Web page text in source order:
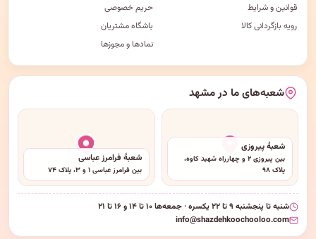
قوانین و شرایط
رویه بازگردانی کالا
حریم خصوصی
باشگاه مشتریان
نمادها و مجوزها
شعبه‌های ما در مشهد
شعبهٔ پیروزی
بین پیروزی ۲ و چهارراه شهید کاوه،
پلاک ۹۸
شعبهٔ فرامرز عباسی
بین فرامرز عباسی ۱ و ۳، پلاک ۷۴
شنبه تا پنجشنبه ۹ تا ۲۲ یکسره · جمعه‌ها ۱۰ تا ۱۴ و ۱۶ تا ۲۱
info@shazdehkoochooloo.com